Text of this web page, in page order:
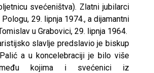
svećeništva). Zlatni jubilarci
29. lipnja 1974., a dijamantni
u Grabovici, 29. lipnja 1964.
slavlje predslavio je biskup
a u koncelebraciji je bilo više
među kojima i svećenici iz